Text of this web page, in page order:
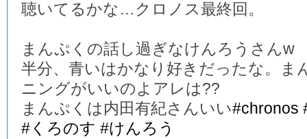
聴いてるかな…クロノス最終回。
まんぷくの話し過ぎなけんろうさんw
半分、青いはかなり好きだったな。ま
ニングがいいのよアレは??
まんぷくは内田有紀さんいい#chronos
#くろのす #けんろう